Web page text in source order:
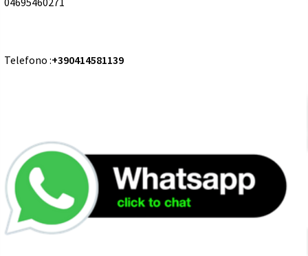
Telefono :+390414581139